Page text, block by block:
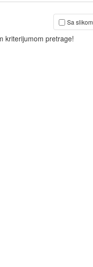
Sa slikom
kriterijumom pretrage!